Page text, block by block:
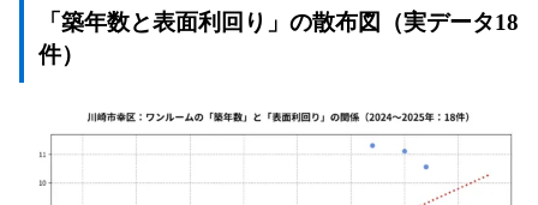
「築年数と表面利回り」の散布図（実データ18
件）